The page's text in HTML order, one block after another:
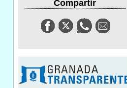
Compartir